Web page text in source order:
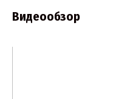
Видеообзор